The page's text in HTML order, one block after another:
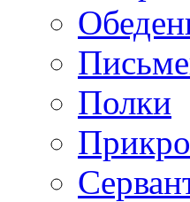
Полки